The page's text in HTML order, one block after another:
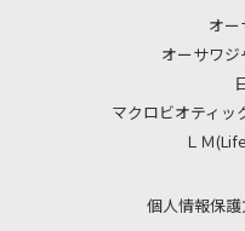
オー
オーサワジ
マクロビオティッ
ＬＭ
個人情報保